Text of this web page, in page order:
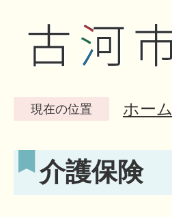
現在の位置 ホーム
介護保険